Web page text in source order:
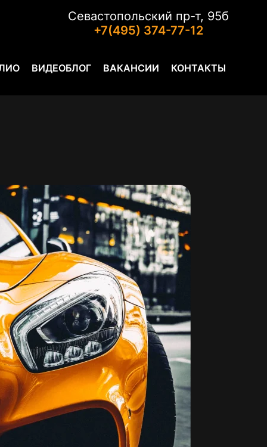
Севастопольский пр-т, 95б
+7(495) 374-77-12
ВИДЕОБЛОГ ВАКАНСИИ КОНТАКТЫ